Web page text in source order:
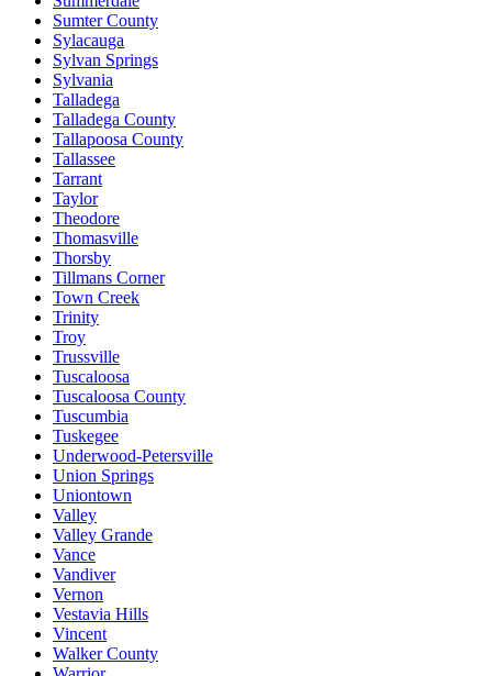
Sumter County
Sylacauga
Sylvan Springs
Sylvania
Talladega
Talladega County
Tallapoosa County
Tallassee
Tarrant
Taylor
Theodore
Thomasville
Thorsby
Tillmans Corner
Town Creek
Trinity
Troy
Trussville
Tuscaloosa
Tuscaloosa County
Tuscumbia
Tuskegee
Underwood-Petersville
Union Springs
Uniontown
Valley
Valley Grande
Vance
Vandiver
Vernon
Vestavia Hills
Vincent
Walker County